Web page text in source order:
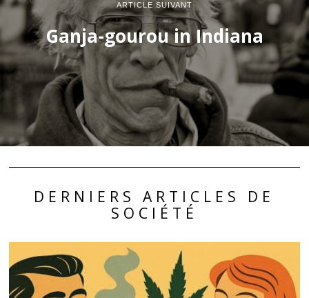
ARTICLE SUIVANT
Ganja-gourou in Indiana
DERNIERS ARTICLES DE
SOCIÉTÉ